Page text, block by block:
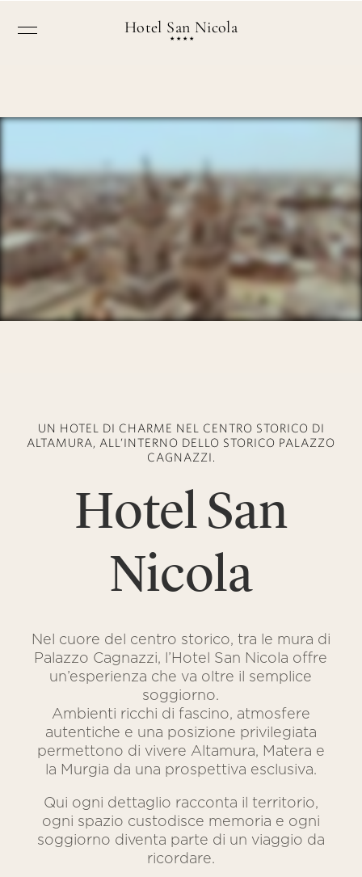
Hotel San Nicola
★★★★
UN HOTEL DI CHARME NEL CENTRO STORICO DI
ALTAMURA, ALL’INTERNO DELLO STORICO PALAZZO
CAGNAZZI.
Hotel San
Nicola
Nel cuore del centro storico, tra le mura di
Palazzo Cagnazzi, l’Hotel San Nicola offre
un’esperienza che va oltre il semplice
soggiorno.
Ambienti ricchi di fascino, atmosfere
autentiche e una posizione privilegiata
permettono di vivere Altamura, Matera e
la Murgia da una prospettiva esclusiva.
Qui ogni dettaglio racconta il territorio,
ogni spazio custodisce memoria e ogni
soggiorno diventa parte di un viaggio da
ricordare.